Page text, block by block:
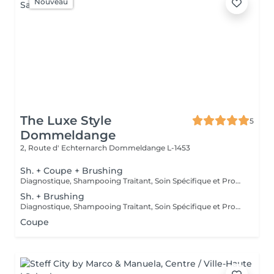
The Luxe Style
Dommeldange
5
2, Route d' Echternarch Dommeldange L-1453
Sh. + Coupe + Brushing
Diagnostique, Shampooing Traitant, Soin Spécifique et Produits Coiffants inclus
Sh. + Brushing
Diagnostique, Shampooing Traitant, Soin Spécifique et Produits Coiffants inclus
Coupe